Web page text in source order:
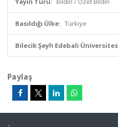
Basıldığı Ülke: Türkiye
Bilecik Şeyh Edebali
Paylaş